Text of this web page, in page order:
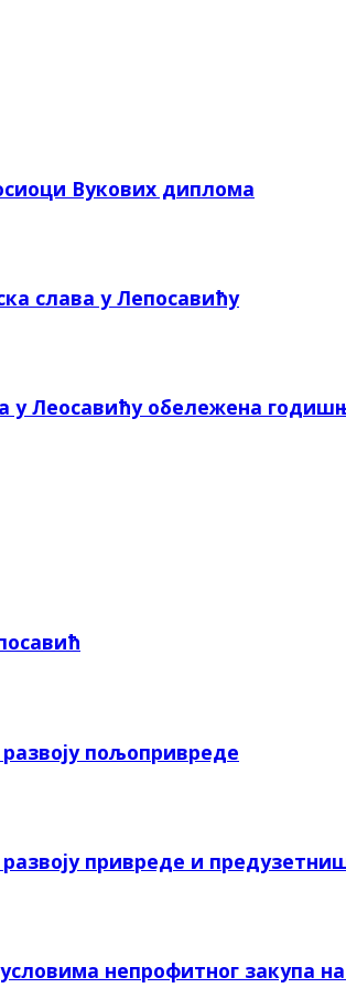
Вукових диплома
слава у Лепосавићу
у Леосавићу обележена
пољопривреде
привреде и
непрофитног закупа